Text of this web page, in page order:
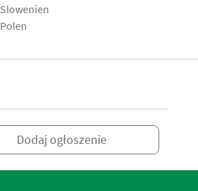
Slowenien
Polen
Dodaj ogłoszenie